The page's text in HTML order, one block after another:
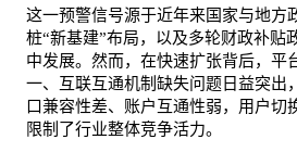
这一预警信号源于近年来国家与地方
桩“新基建”布局，以及多轮财政补贴
中发展。然而，在快速扩张背后，平
一、互联互通机制缺失问题日益突出
口兼容性差、账户互通性弱，用户切
限制了行业整体竞争活力。